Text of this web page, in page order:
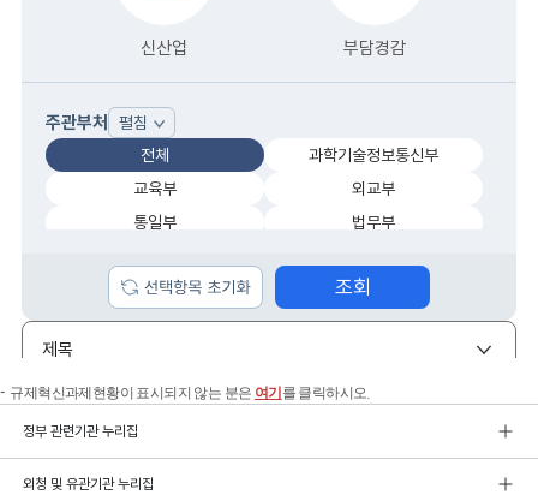
규제혁신과제현황이 표시되지 않는 분은 여기 를 클릭하시오.
정부 관련기관 누리집
외청 및 유관기관 누리집